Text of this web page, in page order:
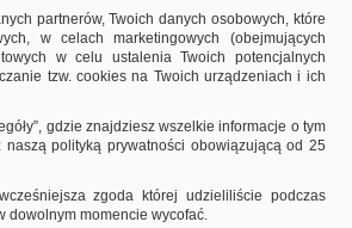
partnerów, Twoich danych osobowych, które
w celach marketingowych (obejmujących
w celu ustalenia Twoich potencjalnych
tzw. cookies na Twoich urządzeniach i ich
gdzie znajdziesz wszelkie informacje o tym
polityką prywatności obowiązującą od 25
zgoda której udzieliliście podczas
dowolnym momencie wycofać.